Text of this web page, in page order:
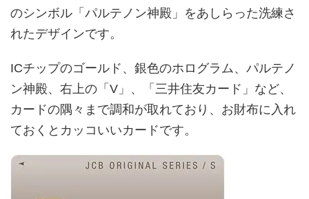
のシンボル「パルテノン神殿」をあしらった洗練さ
れたデザインです。
ICチップのゴールド、銀色のホログラム、パルテノ
ン神殿、右上の「V」、「三井住友カード」など、
カードの隅々まで調和が取れており、お財布に入れ
ておくとカッコいいカードです。